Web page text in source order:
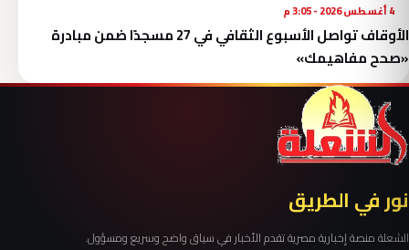
4 أغسطس 2026 - 3:05 م
الأوقاف تواصل الأسبوع الثقافي في 27 مسجدًا ضمن مبادرة
«صحح مفاهيمك»
نور في الطريق
الشعلة منصة إخبارية مصرية تقدم الأخبار في سياق واضح وسريع ومسؤول.